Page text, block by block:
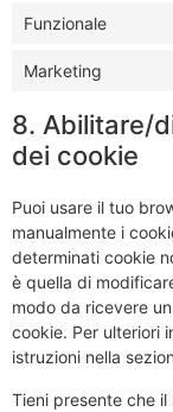
Funzionale
Marketing
8. Abilitare/
dei cookie
Puoi usare il tuo
manualmente i
determinati cookie
è quella di
modo da ricevere
cookie. Per ulteriori
istruzioni nella
Tieni presente che